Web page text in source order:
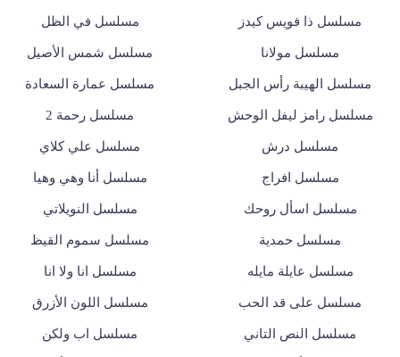
مسلسل ذا فويس كيدز مسلسل في الظل
مسلسل مولانا مسلسل شمس الأصيل
مسلسل الهيبة رأس الجبل مسلسل عمارة السعادة
مسلسل رامز ليفل الوحش مسلسل رحمة 2
مسلسل درش مسلسل علي كلاي
مسلسل افراج مسلسل أنا وهي وهيا
مسلسل اسأل روحك مسلسل النويلاتي
مسلسل حمدية مسلسل سموم القيظ
مسلسل عايلة مايله مسلسل انا ولا انا
مسلسل على قد الحب مسلسل اللون الأزرق
مسلسل النص التاني مسلسل اب ولكن